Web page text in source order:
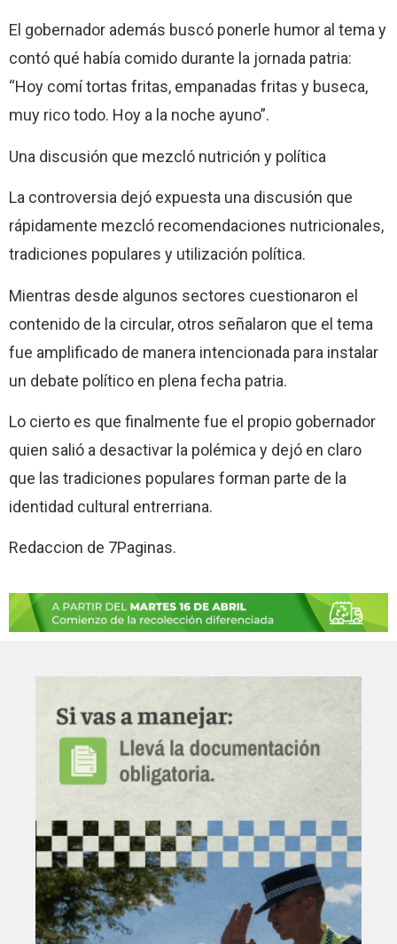
El gobernador además buscó ponerle humor al tema y
contó qué había comido durante la jornada patria:
“Hoy comí tortas fritas, empanadas fritas y buseca,
muy rico todo. Hoy a la noche ayuno”.
Una discusión que mezcló nutrición y política
La controversia dejó expuesta una discusión que
rápidamente mezcló recomendaciones nutricionales,
tradiciones populares y utilización política.
Mientras desde algunos sectores cuestionaron el
contenido de la circular, otros señalaron que el tema
fue amplificado de manera intencionada para instalar
un debate político en plena fecha patria.
Lo cierto es que finalmente fue el propio gobernador
quien salió a desactivar la polémica y dejó en claro
que las tradiciones populares forman parte de la
identidad cultural entrerriana.
Redaccion de 7Paginas.